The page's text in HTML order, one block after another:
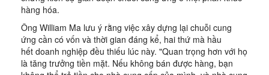
hàng hóa.
Ông William Ma lưu ý rằng việc xây dựng lại chuỗi cung
ứng cần có vốn và thời gian đáng kể, hai thứ mà hầu
hết doanh nghiệp đều thiếu lúc này. "Quan trọng hơn với họ
là tăng trưởng tiền mặt. Nếu không bán được hàng, bạn